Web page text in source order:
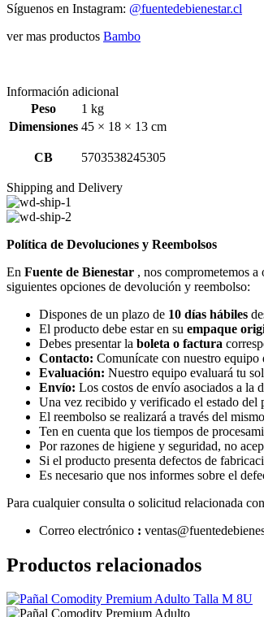
Síguenos en Instagram: @fuentedebienestar.cl
ver mas productos Bambo
Información adicional
Peso
1 kg
Dimensiones 45 × 18 × 13 cm
CB 5703538245305
Shipping and Delivery
Política de Devoluciones y Reembolsos
En Fuente de Bienestar , nos comprometemos
siguientes opciones de devolución y reembolso:
Dispones de un plazo de 10 días hábiles
El producto debe estar en su empaque
Debes presentar la boleta o factura
Contacto: Comunícate con nuestro
Evaluación: Nuestro equipo evaluará tu
Envío: Los costos de envío asociados a la
Una vez recibido y verificado el estado del
El reembolso se realizará a través del
Ten en cuenta que los tiempos de
Por razones de higiene y seguridad, no
Si el producto presenta defectos de
Es necesario que nos informes sobre el
Para cualquier consulta o solicitud relacionada
Correo electrónico : ventas
Productos relacionados